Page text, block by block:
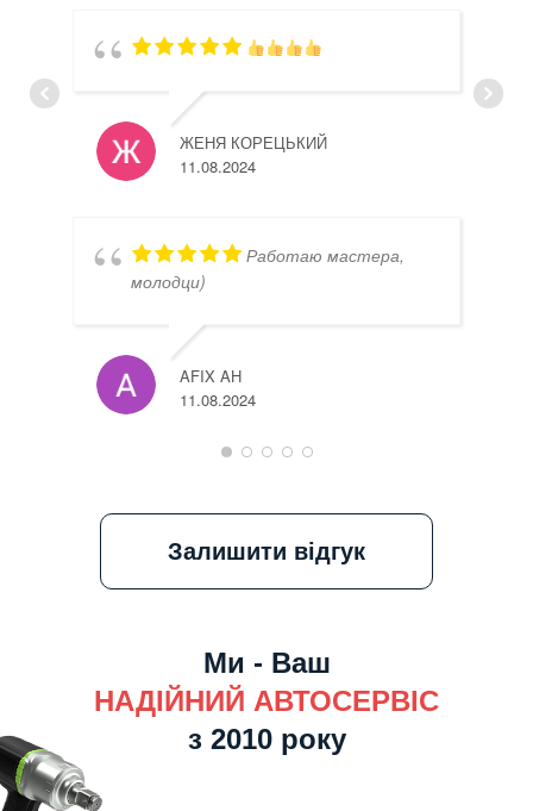
ЖЕНЯ КОРЕЦЬКИЙ
11.08.2024
Работаю мастера,
молодци)
AFIX AH
11.08.2024
Залишити відгук
Ми - Ваш
НАДІЙНИЙ АВТОСЕРВІС
з 2010 року